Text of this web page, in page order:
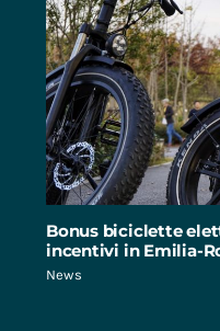
Bonus biciclette
incentivi in Emilia-
News